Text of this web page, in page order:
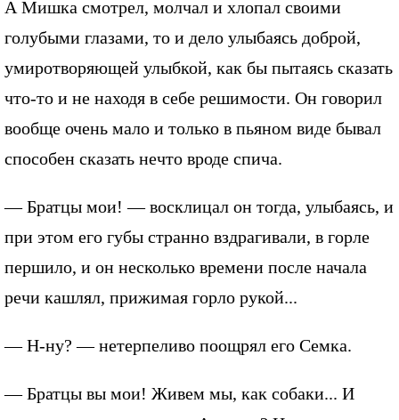
А Мишка смотрел, молчал и хлопал своими
голубыми глазами, то и дело улыбаясь доброй,
умиротворяющей улыбкой, как бы пытаясь сказать
что-то и не находя в себе решимости. Он говорил
вообще очень мало и только в пьяном виде бывал
способен сказать нечто вроде спича.
— Братцы мои! — восклицал он тогда, улыбаясь, и
при этом его губы странно вздрагивали, в горле
першило, и он несколько времени после начала
речи кашлял, прижимая горло рукой...
— Н-ну? — нетерпеливо поощрял его Семка.
— Братцы вы мои! Живем мы, как собаки... И